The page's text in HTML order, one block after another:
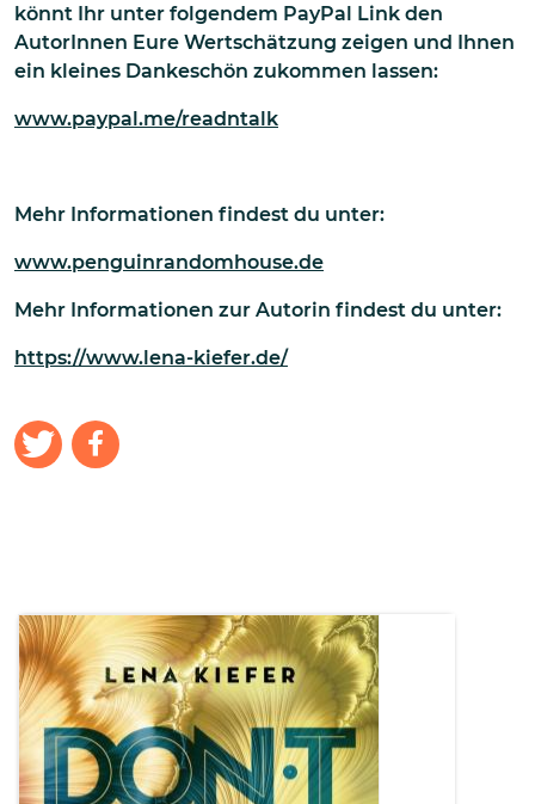
könnt Ihr unter folgendem PayPal Link den
AutorInnen Eure Wertschätzung zeigen und Ihnen
ein kleines Dankeschön zukommen lassen:
www.paypal.me/readntalk
Mehr Informationen findest du unter:
www.penguinrandomhouse.de
Mehr Informationen zur Autorin findest du unter:
https://www.lena-kiefer.de/